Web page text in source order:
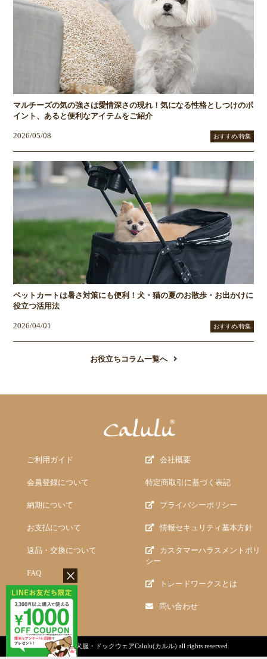
マルチーズの気の強さは愛情深さの現れ！気になる性格としつけのポ
イント、あると便利なアイテムをご紹介
2026/05/08 おすすめ/特集
ペットカートは暑さ対策にも便利！犬・猫の夏のお散歩・お出かけに
役立つ活用法
2026/04/01 おすすめ/特集
お役立ちコラム一覧へ
ご利用ガイド
会員登録について
納期について
お支払について
返品・交換について
FAQ
会社概要
特定商取引に基づく表記
プライバシーポリシー
情報セキュリティ基本方針
カスタマーハラスメントポリ
シー
トレードワークスとは
問い合わせ
copyright (c)犬服・ドックウェアCalulu(カルル) all rights reserved.